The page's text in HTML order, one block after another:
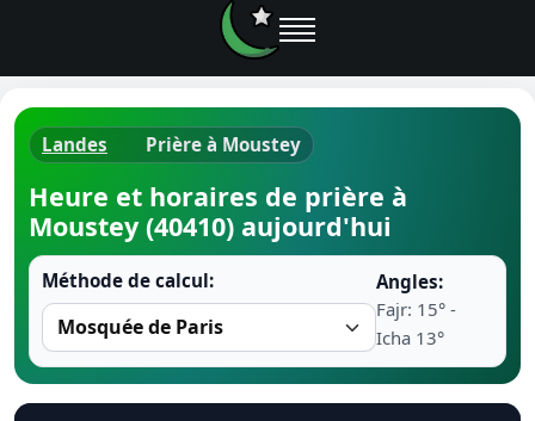
Ramadan
Landes Prière à Moustey
Heure et horaires de prière à
Moustey (40410) aujourd'hui
Méthode de calcul:
Angles:
Fajr: 15° -
Icha 13°